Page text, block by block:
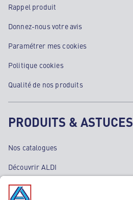
Rappel produit
Donnez-nous votre avis
Paramétrer mes cookies
Politique cookies
Qualité de nos produits
PRODUITS & ASTUCES
Nos catalogues
Découvrir ALDI
Nos bons plans